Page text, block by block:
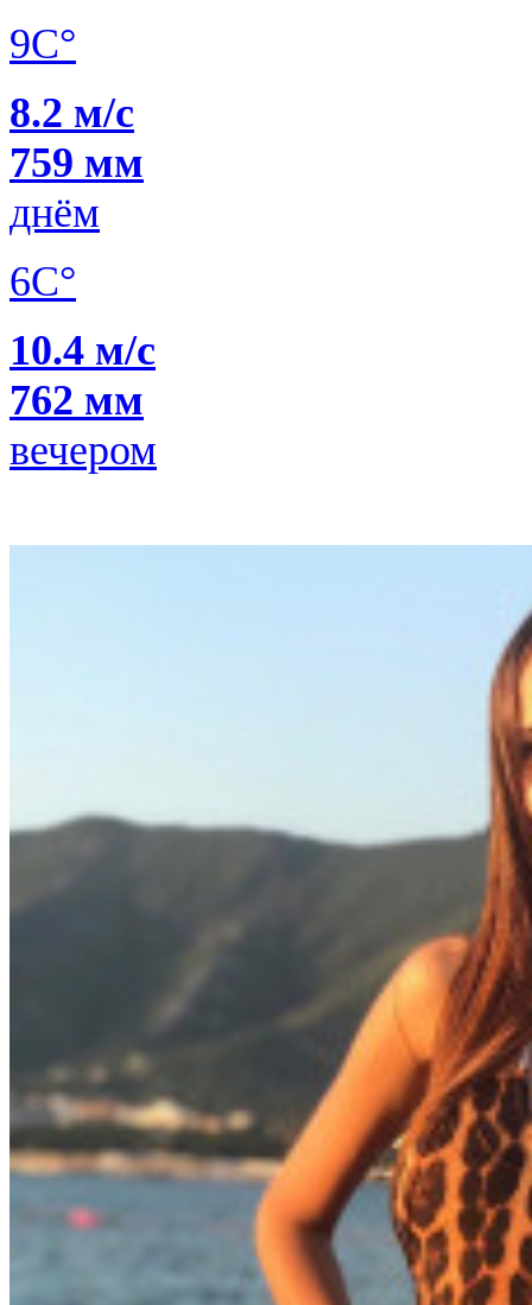
9C°
8.2 м/с
759 мм
днём
6C°
10.4 м/с
762 мм
вечером